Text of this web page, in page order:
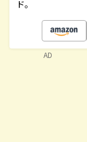
ド。
AD